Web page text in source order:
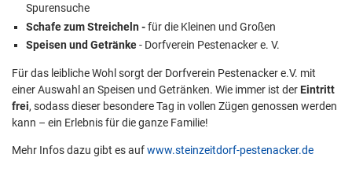
Spurensuche
Schafe zum Streicheln -für die Kleinen und Großen
Speisen und Getränke- Dorfverein Pestenacker e. V.
Für das leibliche Wohl sorgt der Dorfverein Pestenacker e.V. mit
einer Auswahl an Speisen und Getränken. Wie immer ist der Eintritt
frei, sodass dieser besondere Tag in vollen Zügen genossen werden
kann – ein Erlebnis für die ganze Familie!
Mehr Infos dazu gibt es aufwww.steinzeitdorf-pestenacker.de